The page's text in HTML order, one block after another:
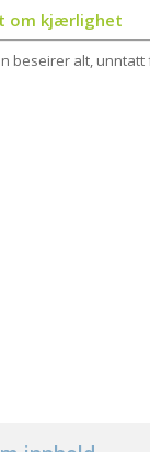
om kjærlighet
beseirer alt, unntatt